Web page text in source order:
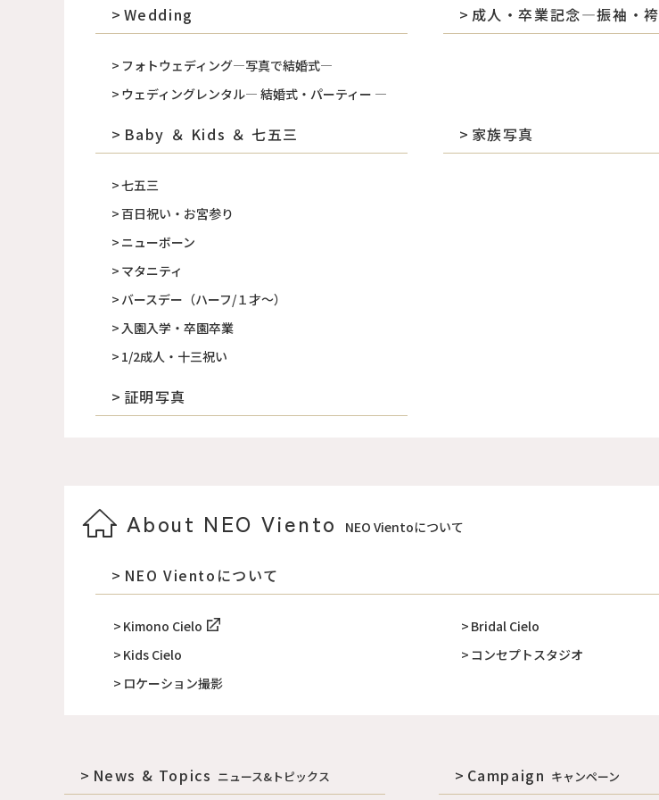
Wedding
フォトウェディング―写真で結婚式―
ウェディングレンタル― 結婚式・パーティー ―
成人・卒業記念―振袖・袴
Baby ＆ Kids ＆ 七五三
七五三
百日祝い・お宮参り
ニューボーン
マタニティ
バースデー（ハーフ/１才～）
入園入学・卒園卒業
1/2成人・十三祝い
家族写真
証明写真
About NEO Viento NEO Vientoについて
NEO Vientoについて
Kimono Cielo Bridal Cielo
Kids Cielo
コンセプトスタジオ
ロケーション撮影
News & Topics ニュース&トピックス Campaign キャンペーン